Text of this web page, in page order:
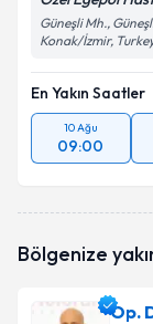
Güneşli Mh.,
Konak/İzmir,
En Yakın Saatler
10 Ağu
09:00
Bölgenize
Op.